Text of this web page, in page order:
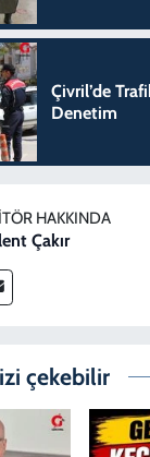
Çivril’de
Denetim
HAKKINDA
Çakır
çekebilir